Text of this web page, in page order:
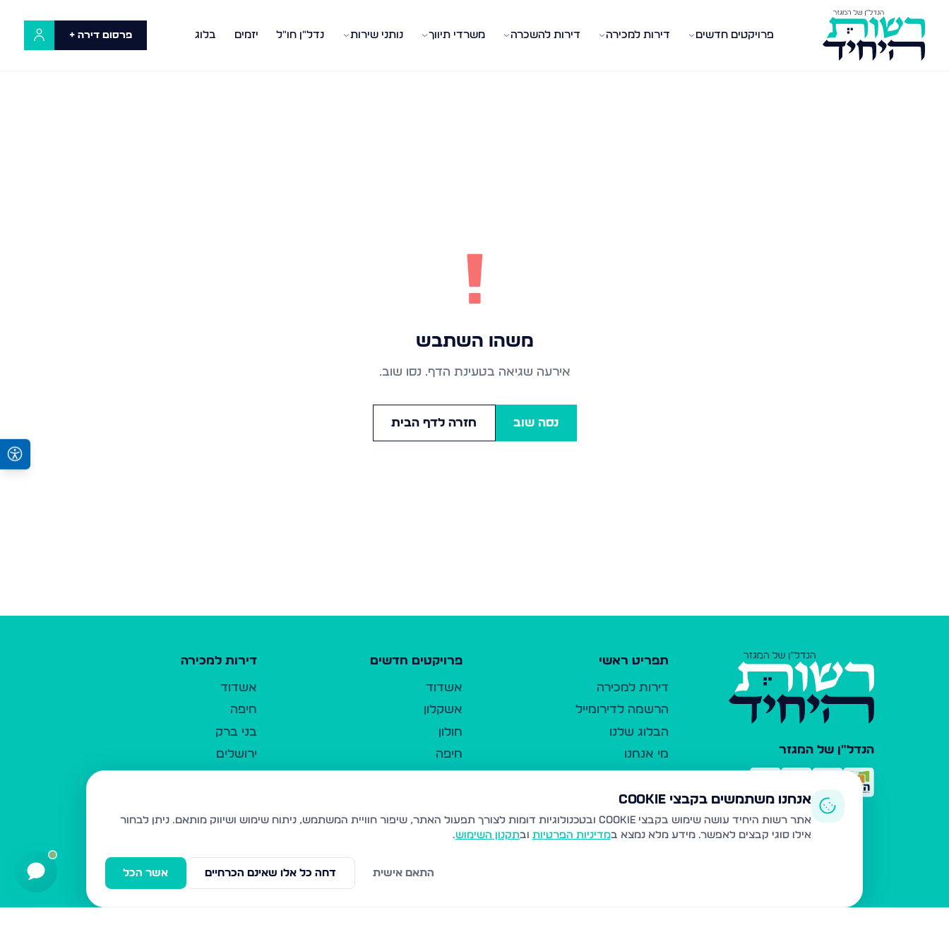
פרויקטים חדשים דירות למכירה דירות להשכרה משרדי תיווך נותני שירות נדל"ן חו"ל יזמים בלוג פרסום דירה +
!
משהו השתבש
אירעה שגיאה בטעינת הדף. נסו שוב.
נסה שוב חזרה לדף הבית
הנדל"ן של המגזר
תפריט ראשי
דירות למכירה
הרשמה לדירומייל
הבלוג שלנו
מי אנחנו
כלי עזר
פרסום ברשות היחיד
משרדי תיווך
פרויקטים חדשים
אשדוד
אשקלון
חולון
חיפה
נהריה
עמנואל
דירות למכירה
אשדוד
חיפה
בני ברק
ירושלים
בית שמש
ביתר עילית
אנחנו משתמשים בקבצי Cookie
אתר רשות היחיד עושה שימוש בקבצי Cookie ובטכנולוגיות דומות לצורך תפעול האתר, שיפור חוויית המשתמש, ניתוח שימוש ושיווק מותאם.
ניתן לבחור
אילו סוגי קבצים לאפשר. מידע מלא נמצא במדיניות הפרטיות ובתקנון השימוש.
אשר הכל דחה כל אלו שאינם הכרחיים התאם אישית